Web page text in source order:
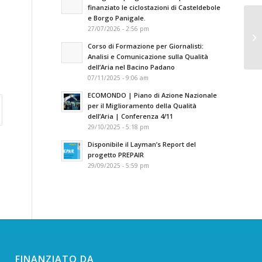
finanziato le ciclostazioni di Casteldebole
e Borgo Panigale.
27/07/2026 - 2:56 pm
Corso di Formazione per Giornalisti:
Analisi e Comunicazione sulla Qualità
dell’Aria nel Bacino Padano
07/11/2025 - 9:06 am
ECOMONDO | Piano di Azione Nazionale
per il Miglioramento della Qualità
dell’Aria | Conferenza 4/11
29/10/2025 - 5:18 pm
Disponibile il Layman’s Report del
progetto PREPAIR
29/09/2025 - 5:59 pm
FINANZIATO DA